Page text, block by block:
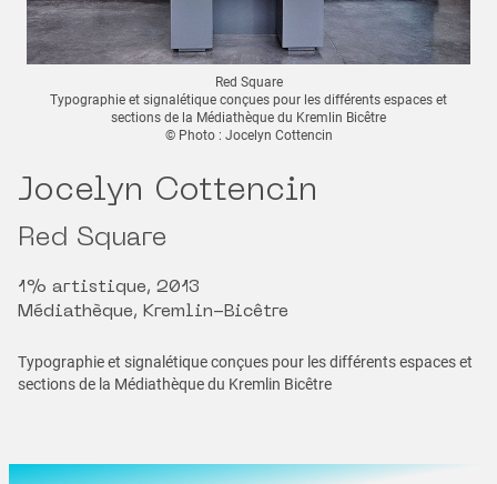
Red Square
Typographie et signalétique conçues pour les différents espaces et
sections de la Médiathèque du Kremlin Bicêtre
© Photo : Jocelyn Cottencin
Jocelyn Cottencin
Red Square
1% artistique, 2013
Médiathèque, Kremlin-Bicêtre
Typographie et signalétique conçues pour les différents espaces et
sections de la Médiathèque du Kremlin Bicêtre